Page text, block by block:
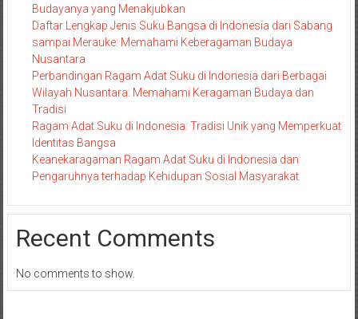
Budayanya yang Menakjubkan
Daftar Lengkap Jenis Suku Bangsa di Indonesia dari Sabang
sampai Merauke: Memahami Keberagaman Budaya
Nusantara
Perbandingan Ragam Adat Suku di Indonesia dari Berbagai
Wilayah Nusantara: Memahami Keragaman Budaya dan
Tradisi
Ragam Adat Suku di Indonesia: Tradisi Unik yang Memperkuat
Identitas Bangsa
Keanekaragaman Ragam Adat Suku di Indonesia dan
Pengaruhnya terhadap Kehidupan Sosial Masyarakat
Recent Comments
No comments to show.